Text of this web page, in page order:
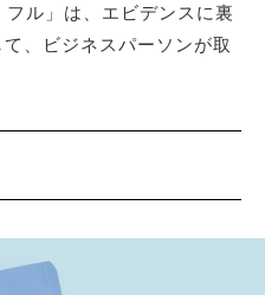
ル」は、エビデンスに裏
、ビジネスパーソンが取